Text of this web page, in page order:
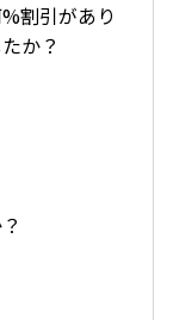
割引があり
か？